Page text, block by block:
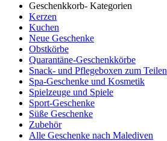
Geschenkkorb- Kategorien
Kerzen
Kuchen
Neue Geschenke
Obstkörbe
Quarantäne-Geschenkkörbe
Snack- und Pflegeboxen zum Teilen
Spa-Geschenke und Kosmetik
Spielzeuge und Spiele
Sport-Geschenke
Süße Geschenke
Zubehör
Alle Geschenke nach Malediven